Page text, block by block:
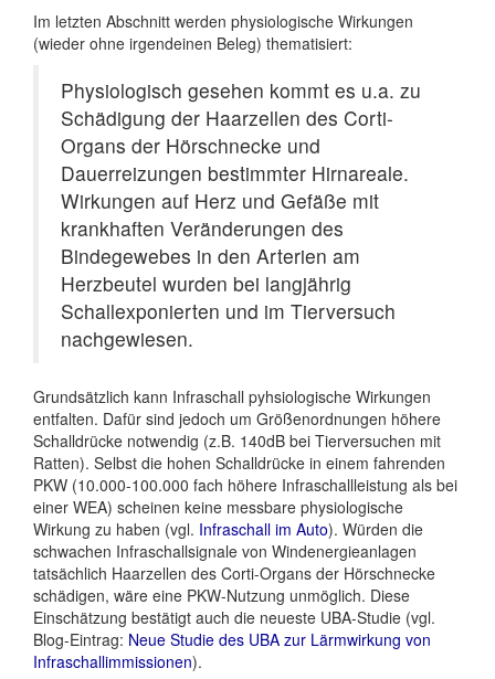
Im letzten Abschnitt werden physiologische Wirkungen
(wieder ohne irgendeinen Beleg) thematisiert:
Physiologisch gesehen kommt es u.a. zu
Schädigung der Haarzellen des Corti-
Organs der Hörschnecke und
Dauerreizungen bestimmter Hirnareale.
Wirkungen auf Herz und Gefäße mit
krankhaften Veränderungen des
Bindegewebes in den Arterien am
Herzbeutel wurden bei langjährig
Schallexponierten und im Tierversuch
nachgewiesen.
Grundsätzlich kann Infraschall pyhsiologische Wirkungen
entfalten. Dafür sind jedoch um Größenordnungen höhere
Schalldrücke notwendig (z.B. 140dB bei Tierversuchen mit
Ratten). Selbst die hohen Schalldrücke in einem fahrenden
PKW (10.000-100.000 fach höhere Infraschallleistung als bei
einer WEA) scheinen keine messbare physiologische
Wirkung zu haben (vgl. Infraschall im Auto). Würden die
schwachen Infraschallsignale von Windenergieanlagen
tatsächlich Haarzellen des Corti-Organs der Hörschnecke
schädigen, wäre eine PKW-Nutzung unmöglich. Diese
Einschätzung bestätigt auch die neueste UBA-Studie (vgl.
Blog-Eintrag: Neue Studie des UBA zur Lärmwirkung von
Infraschallimmissionen).